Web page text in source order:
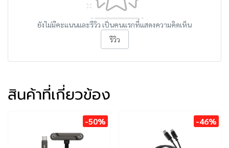
ยังไม่มีคะแนนและรีวิว เป็นคนแรกที่แสดงความคิดเห็น
รีวิว
สินค้าที่เกี่ยวข้อง
-50% -46%